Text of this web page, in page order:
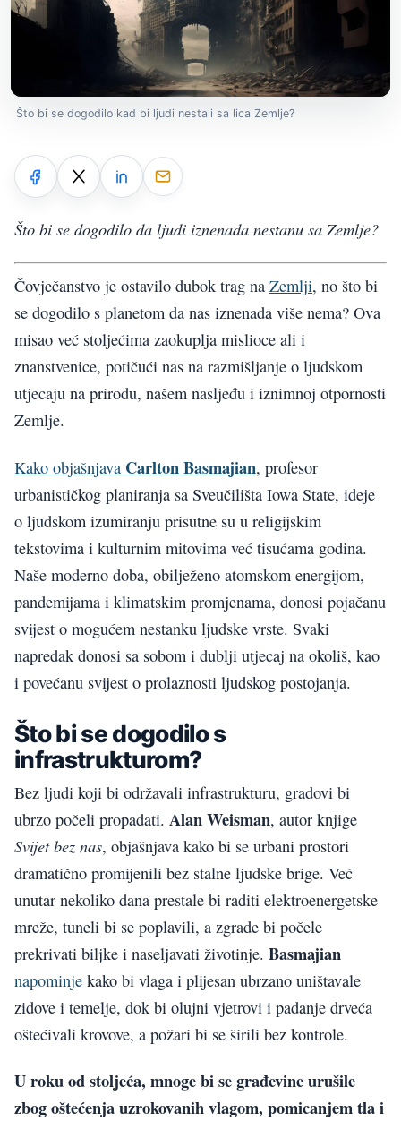
Što bi se dogodilo kad bi ljudi nestali sa lica Zemlje?
Što bi se dogodilo da ljudi iznenada nestanu sa Zemlje?
Čovječanstvo je ostavilo dubok trag na Zemlji, no što bi
se dogodilo s planetom da nas iznenada više nema? Ova
misao već stoljećima zaokuplja mislioce ali i
znanstvenice, potičući nas na razmišljanje o ljudskom
utjecaju na prirodu, našem nasljeđu i iznimnoj otpornosti
Zemlje.
Kako objašnjava Carlton Basmajian, profesor
urbanističkog planiranja sa Sveučilišta Iowa State, ideje
o ljudskom izumiranju prisutne su u religijskim
tekstovima i kulturnim mitovima već tisućama godina.
Naše moderno doba, obilježeno atomskom energijom,
pandemijama i klimatskim promjenama, donosi pojačanu
svijest o mogućem nestanku ljudske vrste. Svaki
napredak donosi sa sobom i dublji utjecaj na okoliš, kao
i povećanu svijest o prolaznosti ljudskog postojanja.
Što bi se dogodilo s
infrastrukturom?
Bez ljudi koji bi održavali infrastrukturu, gradovi bi
ubrzo počeli propadati. Alan Weisman, autor knjige
Svijet bez nas, objašnjava kako bi se urbani prostori
dramatično promijenili bez stalne ljudske brige. Već
unutar nekoliko dana prestale bi raditi elektroenergetske
mreže, tuneli bi se poplavili, a zgrade bi počele
prekrivati biljke i naseljavati životinje. Basmajian
napominje kako bi vlaga i plijesan ubrzano uništavale
zidove i temelje, dok bi olujni vjetrovi i padanje drveća
oštećivali krovove, a požari bi se širili bez kontrole.
U roku od stoljeća, mnoge bi se građevine urušile
zbog oštećenja uzrokovanih vlagom, pomicanjem tla i